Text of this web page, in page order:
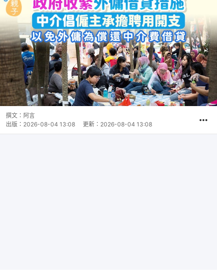
撰文： 阿言
出版： 2026-08-04 13:08 更新： 2026-08-04 13:08